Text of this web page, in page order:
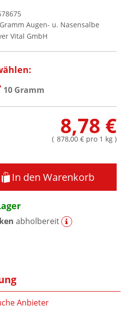
Gramm Augen- u. Nasensalbe
Vital GmbH
10 Gramm
8,78 €
( 878,00 € pro 1 kg)
In den Warenkorb
abholbereit
Anbieter